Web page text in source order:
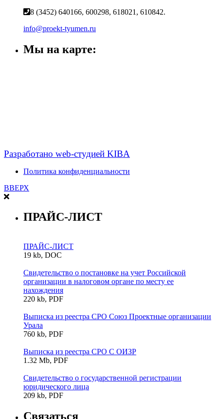
8 (3452) 640166, 600298, 618021, 610842.
info@proekt-tyumen.ru
Мы на карте:
Разработано web-студией KIBA
Политика конфиденциальности
ВВЕРХ
ПРАЙС-ЛИСТ
ПРАЙС-ЛИСТ
19 kb, DOC
Свидетельство о постановке на учет Российской
организации в налоговом органе по месту ее
нахождения
220 kb, PDF
Выписка из реестра СРО Союз Проектные организации
Урала
760 kb, PDF
Выписка из реестра СРО С ОИЗР
1.32 Mb, PDF
Свидетельство о государственной регистрации
юридического лица
209 kb, PDF
Связаться